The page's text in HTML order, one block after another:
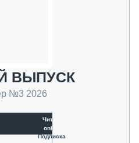
ВЫПУСК
№3 2026
Читать
online
Подписка